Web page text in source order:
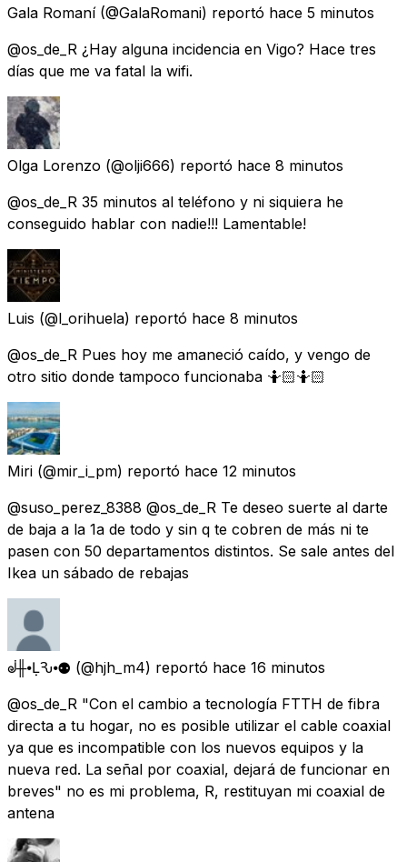
Gala Romaní (@GalaRomani) reportó hace 5 minutos
@os_de_R ¿Hay alguna incidencia en Vigo? Hace tres
días que me va fatal la wifi.
Olga Lorenzo (@olji666) reportó hace 8 minutos
@os_de_R 35 minutos al teléfono y ni siquiera he
conseguido hablar con nadie!!! Lamentable!
Luis (@l_orihuela) reportó hace 8 minutos
@os_de_R Pues hoy me amaneció caído, y vengo de
otro sitio donde tampoco funcionaba 🤷🏻🤷🏻
Miri (@mir_i_pm) reportó hace 12 minutos
@suso_perez_8388 @os_de_R Te deseo suerte al darte
de baja a la 1a de todo y sin q te cobren de más ni te
pasen con 50 departamentos distintos. Se sale antes del
Ikea un sábado de rebajas
ᣫ╫⦁ḶѦԄ⦁⚉ (@hjh_m4) reportó hace 16 minutos
@os_de_R "Con el cambio a tecnología FTTH de fibra
directa a tu hogar, no es posible utilizar el cable coaxial
ya que es incompatible con los nuevos equipos y la
nueva red. La señal por coaxial, dejará de funcionar en
breves" no es mi problema, R, restituyan mi coaxial de
antena